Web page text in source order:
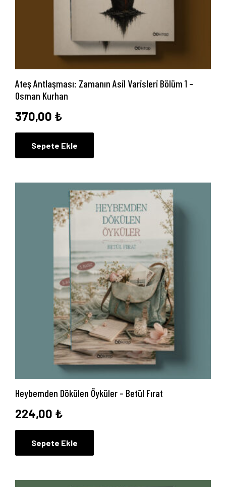
Ateş Antlaşması: Zamanın Asil Varisleri Bölüm 1 –
Osman Kurhan
370,00 ₺
Sepete Ekle
Heybemden Dökülen Öyküler – Betül Fırat
224,00 ₺
Sepete Ekle